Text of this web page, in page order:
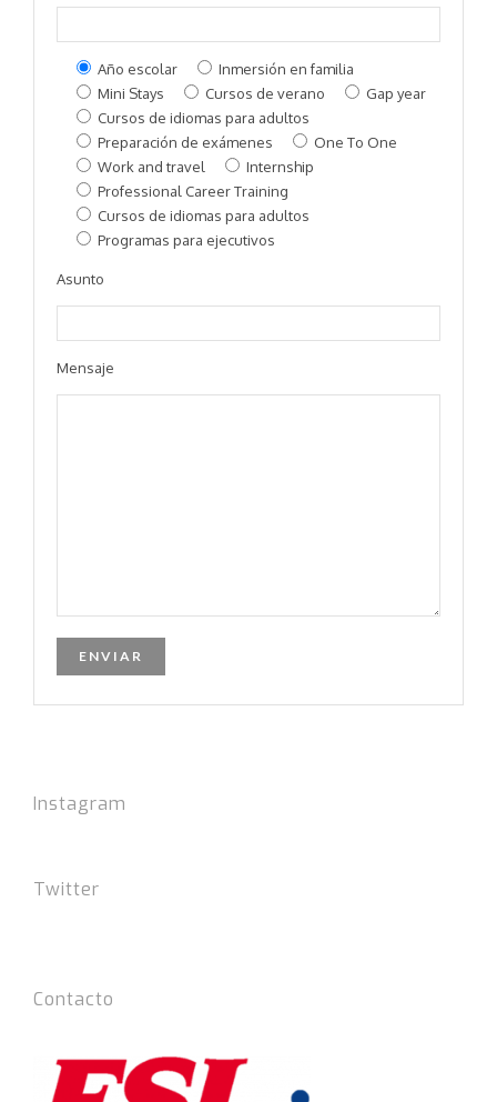
Año escolar
Inmersión en familia
Mini Stays
Cursos de verano
Gap year
Cursos de idiomas para adultos
Preparación de exámenes
One To One
Work and travel
Internship
Professional Career Training
Cursos de idiomas para adultos
Programas para ejecutivos
Asunto
Mensaje
Instagram
Twitter
Contacto